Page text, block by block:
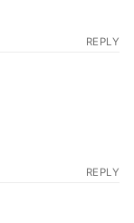
REPLY
REPLY